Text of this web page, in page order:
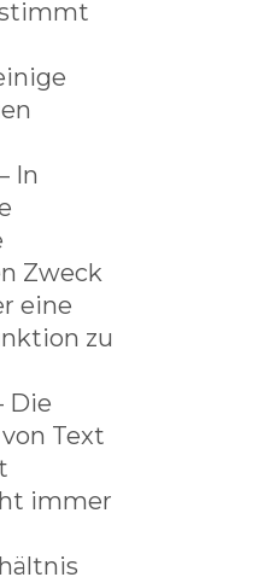
In
Zweck
eine
zu
Die
Text
immer